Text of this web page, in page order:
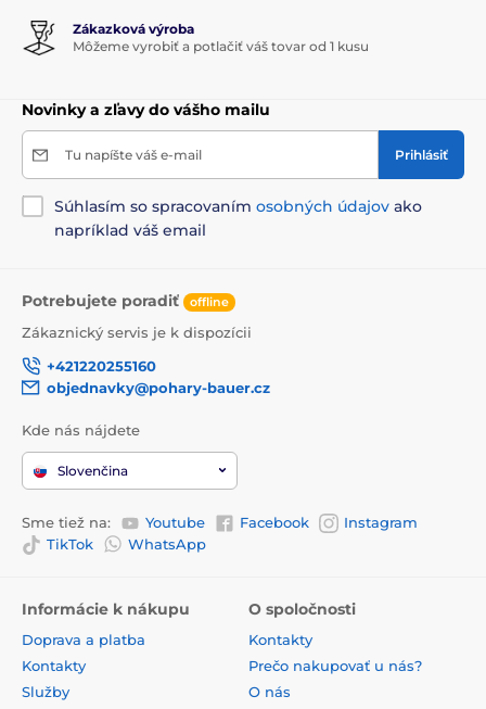
Zákazková výroba
Môžeme vyrobiť a potlačiť váš tovar od 1 kusu
Novinky a zľavy do vášho mailu
Tu napíšte váš e-mail Prihlásiť
Súhlasím so spracovaním osobných údajov ako
napríklad váš email
Potrebujete poradiť offline
Zákaznický servis je k dispozícii
+421220255160
objednavky@pohary-bauer.cz
Kde nás nájdete
Slovenčina
Sme tiež na: Youtube Facebook
Instagram
TikTok
WhatsApp
Informácie k nákupu
Doprava a platba
Kontakty
Služby
O spoločnosti
Kontakty
Prečo nakupovať u nás?
O nás